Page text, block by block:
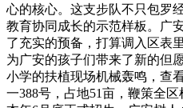
心的核心。这支步队不只包罗
教育协同成长的示范样板。广
了充实的预备，打算调入区表
为广安的孩子们带来了新的但
小学的扶植现场机械轰鸣，查
一388号，占地51亩，鞭策全